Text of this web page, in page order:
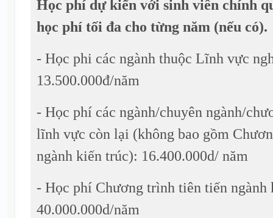
Học phí dự kiến với sinh viên chính
học phí tối đa cho từng năm (nếu có).
- Học phi các ngành thuộc Lĩnh vực
13.500.000đ/năm
- Học phí các ngành/chuyên ngành/
lĩnh vực còn lại (không bao gồm
ngành kiến trúc): 16.400.000d/ năm
- Học phí Chương trình tiên tiến ngành
40.000.000d/năm